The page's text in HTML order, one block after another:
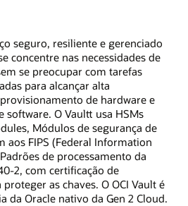
seguro, resiliente e gerenciado
concentre nas necessidades de
se preocupar com tarefas
para alcançar alta
de hardware e
software. O Vaultt usa HSMs
Módulos de segurança de
aos FIPS (Federal Information
de processamento da
2, com certificação de
as chaves. O OCI Vault é
da Oracle nativo da Gen 2 Cloud.